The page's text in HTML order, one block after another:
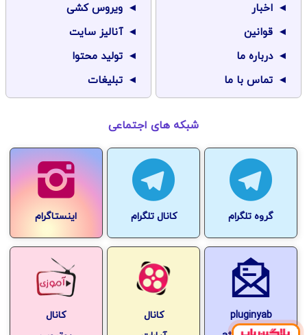
اخبار
قوانین
درباره ما
تماس با ما
ویروس کشی
آنالیز سایت
تولید محتوا
تبلیغات
شبکه های اجتماعی
گروه تلگرام کانال تلگرام اینستاگرام
pluginyab
کانال
کانال